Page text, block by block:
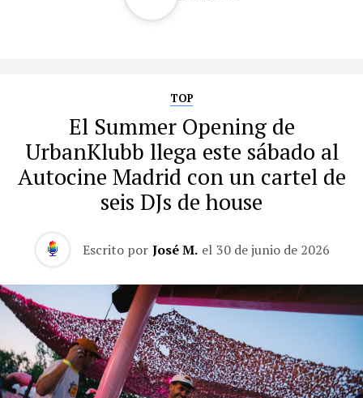
TOP
El Summer Opening de
UrbanKlubb llega este sábado al
Autocine Madrid con un cartel de
seis DJs de house
Escrito por José M. el 30 de junio de 2026